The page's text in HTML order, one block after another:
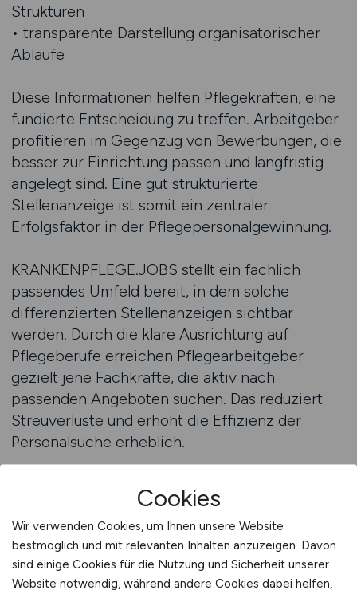
Strukturen
• transparente Darstellung organisatorischer
Abläufe
Diese Informationen helfen Pflegekräften, eine
fundierte Entscheidung zu treffen. Arbeitgeber
profitieren im Gegenzug von Bewerbungen, die
besser zur Einrichtung passen und langfristig
angelegt sind. Eine gut strukturierte
Stellenanzeige ist somit ein zentraler
Erfolgsfaktor in der Pflegepersonalgewinnung.
KRANKENPFLEGE.JOBS stellt ein fachlich
passendes Umfeld bereit, in dem solche
differenzierten Stellenanzeigen sichtbar
werden. Durch die klare Ausrichtung auf
Pflegeberufe erreichen Pflegearbeitgeber
gezielt jene Fachkräfte, die aktiv nach
passenden Angeboten suchen. Das reduziert
Streuverluste und erhöht die Effizienz der
Personalsuche erheblich.
Stellenanzeigen auf KRANKENPFLEGE.JOBS
KRANKENPFLEGE.JOBS Kontakt
aufnehmen
Cookies
Wir verwenden Cookies, um Ihnen unsere Website
bestmöglich und mit relevanten Inhalten anzuzeigen. Davon
sind einige Cookies für die Nutzung und Sicherheit unserer
Website notwendig, während andere Cookies dabei helfen,